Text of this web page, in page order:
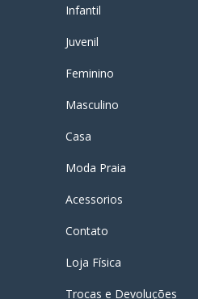
Infantil
Juvenil
Feminino
Masculino
Casa
Moda Praia
Acessorios
Contato
Loja Física
Trocas e Devoluções